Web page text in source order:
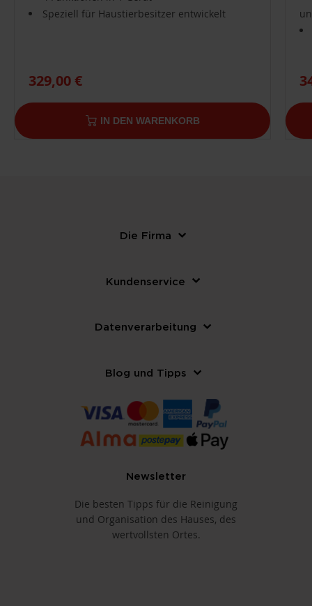
Speziell für Haustierbesitzer entwickelt
329,00 €
IN DEN WARENKORB
Die Firma
Kundenservice
Datenverarbeitung
Blog und Tipps
Newsletter
Die besten Tipps für die Reinigung
und Organisation des Hauses, des
wertvollsten Ortes.